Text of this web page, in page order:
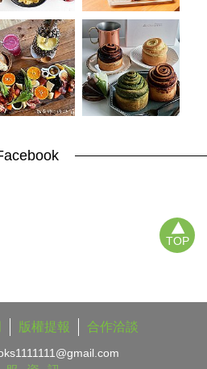
TOP
版權提報 合作洽談